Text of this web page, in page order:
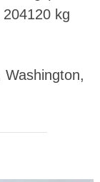
kg
Washington,